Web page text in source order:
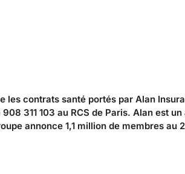
les contrats santé portés par Alan
311 103 au RCS de Paris. Alan est
annonce 1,1 million de membres au